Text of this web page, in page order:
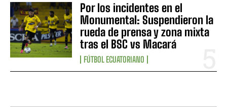
Por los incidentes en el
Monumental: Suspendieron la
rueda de prensa y zona mixta
tras el BSC vs Macará
FÚTBOL ECUATORIANO